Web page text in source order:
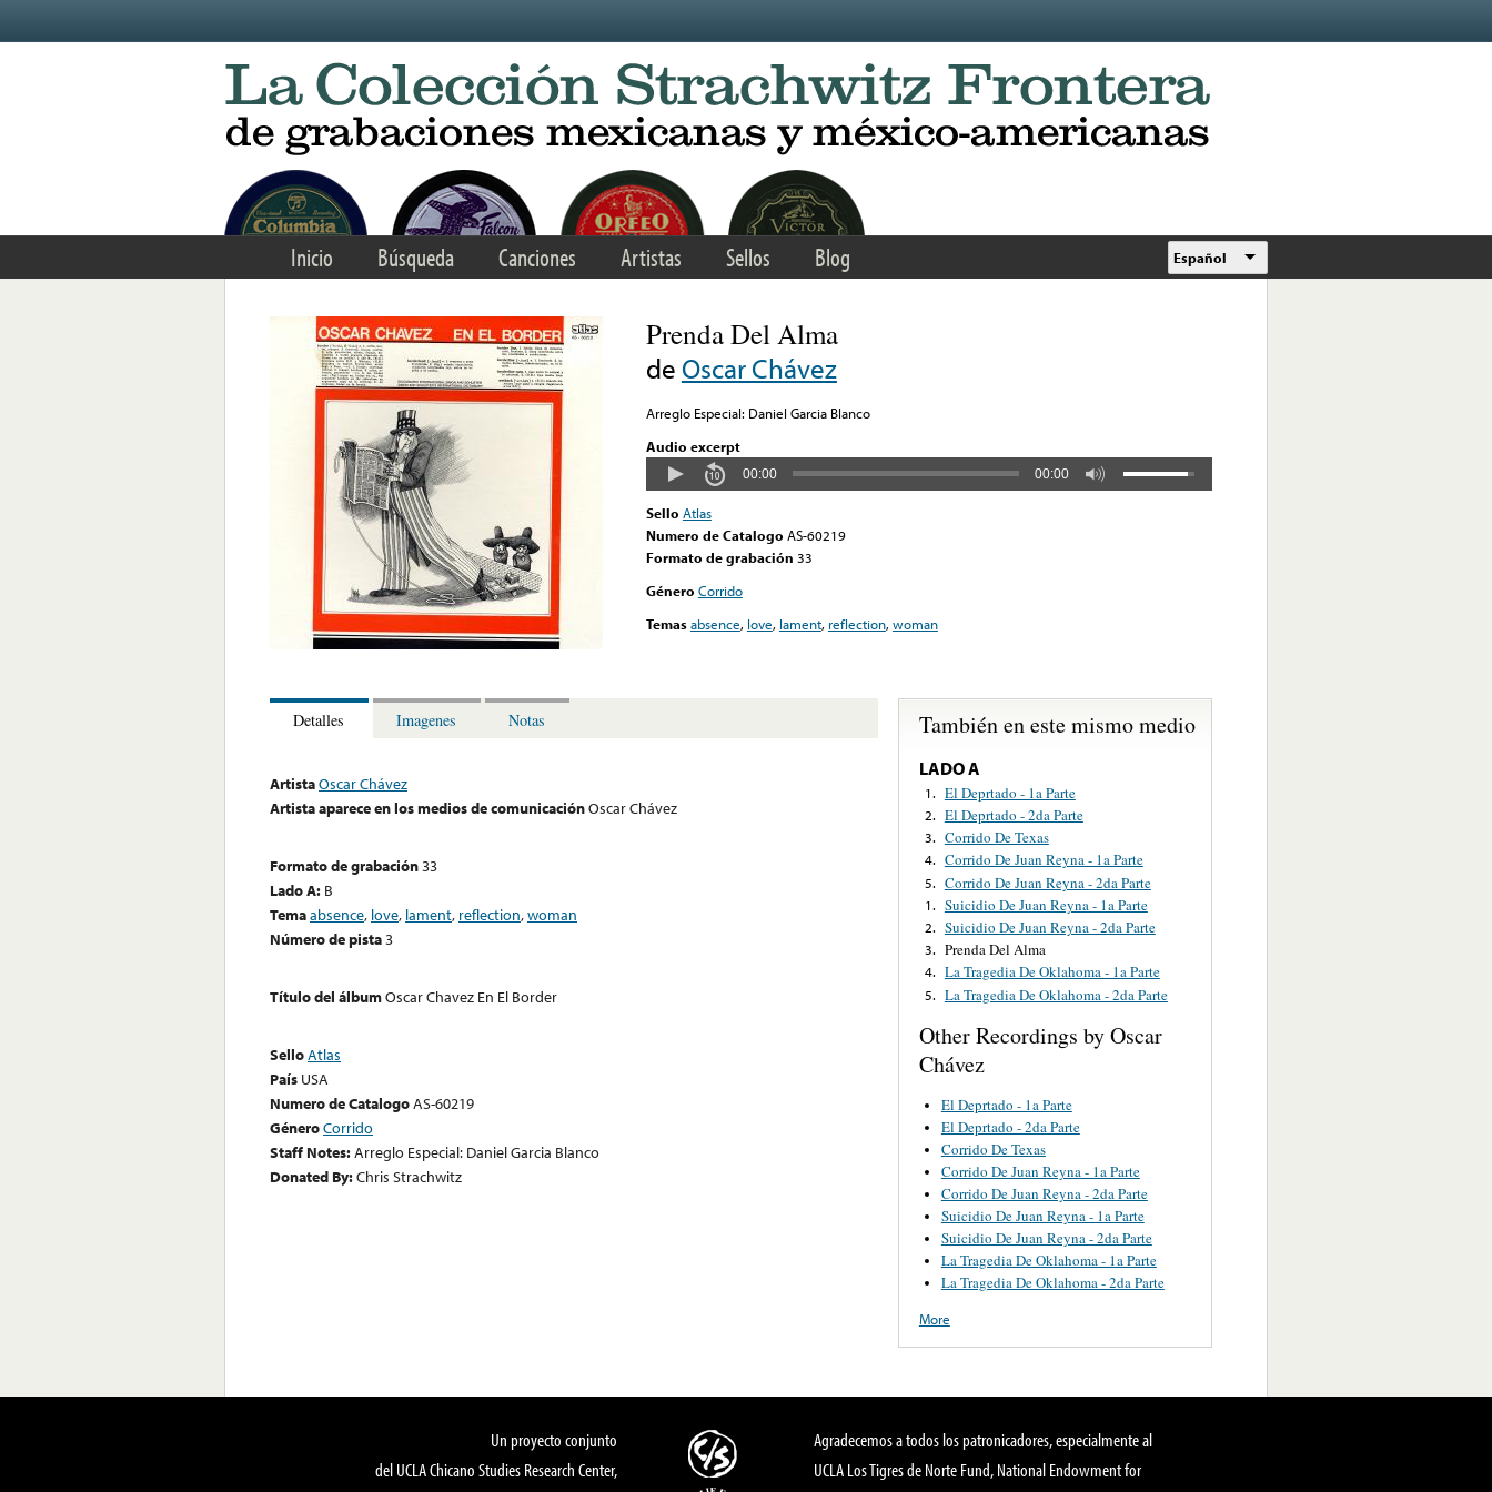
Inicio Búsqueda Canciones Artistas Sellos Blog Español
Prenda Del Alma
de Oscar Chávez
Arreglo Especial: Daniel Garcia Blanco
Audio excerpt
00:00 00:00
Sello Atlas
Numero de Catalogo AS-60219
Formato de grabación 33
Género Corrido
Temasabsence, love, lament, reflection,woman
Detalles Imagenes Notas
ArtistaOscar Chávez
Artista aparece en los medios de comunicaciónOscar Chávez
Formato de grabación33
Lado A: B
Temaabsence, love, lament, reflection,woman
Número de pista3
Título del álbumOscar Chavez En El Border
SelloAtlas
País USA
Numero de CatalogoAS-60219
GéneroCorrido
Staff Notes:Arreglo Especial: Daniel Garcia Blanco
Donated By:Chris Strachwitz
También en este mismo medio
LADO A
1. El Deprtado - 1a Parte
2. El Deprtado - 2da Parte
3. Corrido De Texas
4. Corrido De Juan Reyna - 1a Parte
5. Corrido De Juan Reyna - 2da Parte
1. Suicidio De Juan Reyna - 1a Parte
2. Suicidio De Juan Reyna - 2da Parte
3. Prenda Del Alma
4. La Tragedia De Oklahoma - 1a Parte
5. La Tragedia De Oklahoma - 2da Parte
Other Recordings by Oscar
Chávez
El Deprtado - 1a Parte
El Deprtado - 2da Parte
Corrido De Texas
Corrido De Juan Reyna - 1a Parte
Corrido De Juan Reyna - 2da Parte
Suicidio De Juan Reyna - 1a Parte
Suicidio De Juan Reyna - 2da Parte
La Tragedia De Oklahoma - 1a Parte
La Tragedia De Oklahoma - 2da Parte
More
Un proyecto conjunto
del UCLA Chicano Studies Research Center,
Agradecemos a todos los patronicadores, especialmente al
UCLA Los Tigres de Norte Fund, National Endowment for